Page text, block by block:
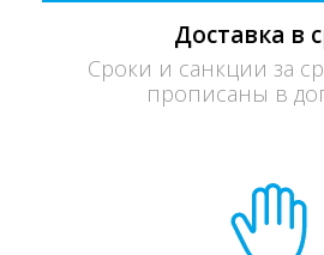
Доставка в
Сроки и санкции за
прописаны в